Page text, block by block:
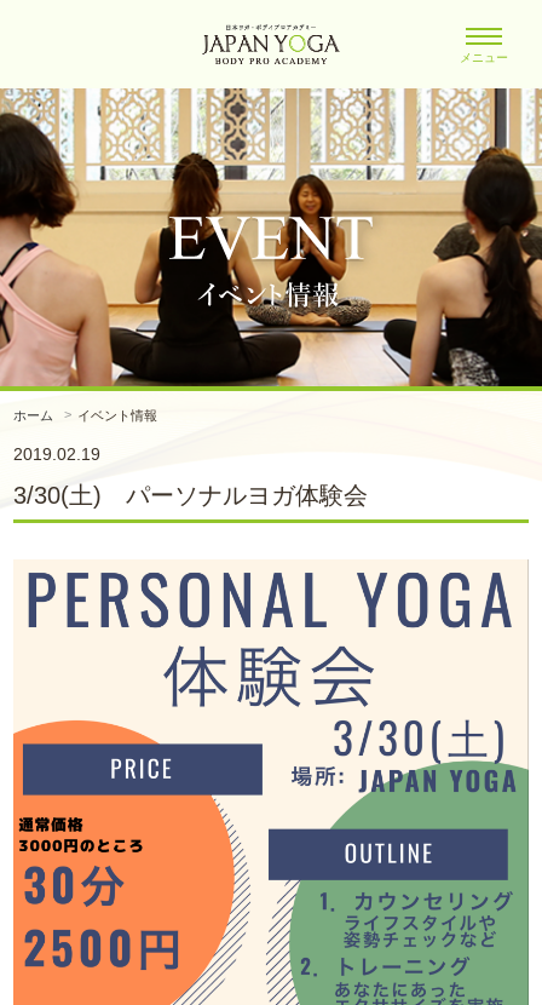
メニュー
ホーム イベント情報
2019.02.19
3/30(土) パーソナルヨガ体験会